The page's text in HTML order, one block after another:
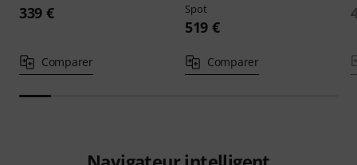
339 €
Comparer
Spot
519 €
Comparer